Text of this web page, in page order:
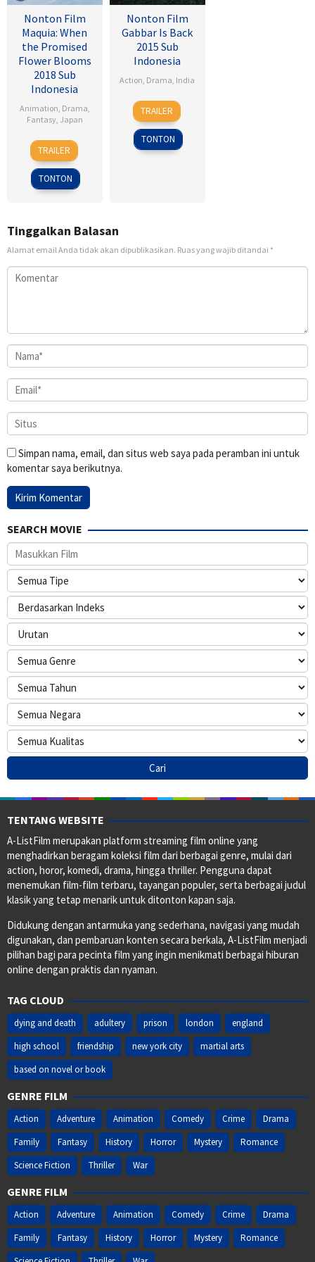
Nonton Film
Maquia: When
the Promised
Flower Blooms
2018 Sub
Indonesia
Animation, Drama,
Fantasy, Japan
24
Feb
2018
Heo
Jong
TRAILER
TONTON
Nonton Film
Gabbar Is Back
2015 Sub
Indonesia
Action, Drama, India
1
May
2015
Radha
Krishna
Jagarlamudi
TRAILER
TONTON
Tinggalkan Balasan
Alamat email Anda tidak akan dipublikasikan. Ruas yang wajib ditandai *
Simpan nama, email, dan situs web saya pada peramban ini untuk
komentar saya berikutnya.
SEARCH MOVIE
TENTANG WEBSITE
A-ListFilm merupakan platform streaming film online yang
menghadirkan beragam koleksi film dari berbagai genre, mulai dari
action, horor, komedi, drama, hingga thriller. Pengguna dapat
menemukan film-film terbaru, tayangan populer, serta berbagai judul
klasik yang tetap menarik untuk ditonton kapan saja.
Didukung dengan antarmuka yang sederhana, navigasi yang mudah
digunakan, dan pembaruan konten secara berkala, A-ListFilm menjadi
pilihan bagi para pecinta film yang ingin menikmati berbagai hiburan
online dengan praktis dan nyaman.
TAG CLOUD
dying and death adultery prison london
england
high school
friendship new york city
martial arts
based on novel or book
GENRE FILM
Action Adventure Animation Comedy Crime
Drama
Family
Fantasy History Horror Mystery
Romance
Science Fiction
Thriller War
GENRE FILM
Action Adventure Animation Comedy Crime
Drama
Family
Fantasy History Horror Mystery
Romance